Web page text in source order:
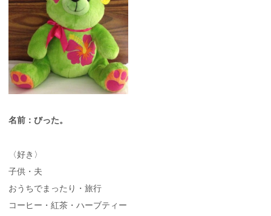
名前：びった。
〈好き〉
子供・夫
おうちでまったり・旅行
コーヒー・紅茶・ハーブティー